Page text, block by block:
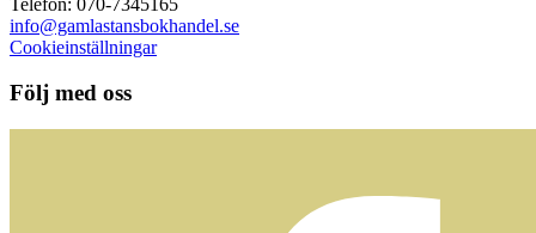
info@gamlastansbokhandel.se
Cookieinställningar
Följ med oss